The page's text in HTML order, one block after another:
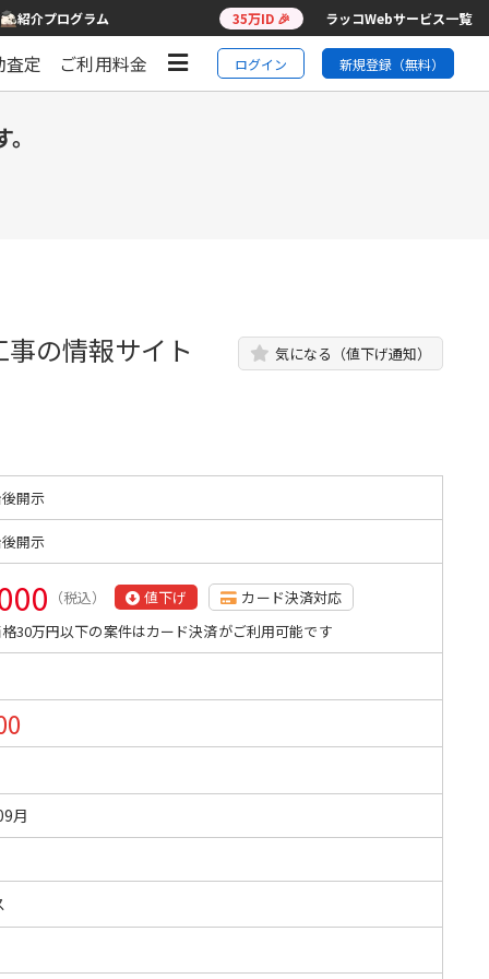
紹介プログラム 35万ID 🎉 ラッコWebサービス一覧
査定 ご利用料金 ログイン 新規登録（無料）
の情報サイト 気になる（値下げ通知）
開示
開示
（税込） 値下げ
カード決済対応
30万円以下の案件はカード決済がご利用可能です
月